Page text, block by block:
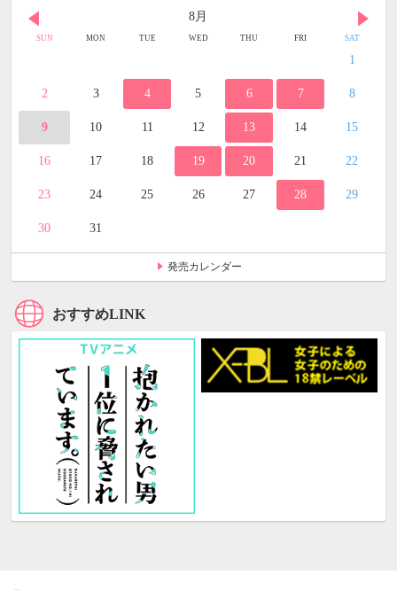
8月
SUN MON TUE WED THU FRI SAT
1
2 3 4 5 6 7 8
9 10 11 12 13 14 15
16 17 18 19 20 21 22
23 24 25 26 27 28 29
30 31
発売カレンダー
おすすめLINK